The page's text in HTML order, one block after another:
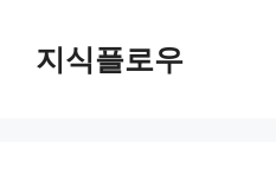
지식플로우